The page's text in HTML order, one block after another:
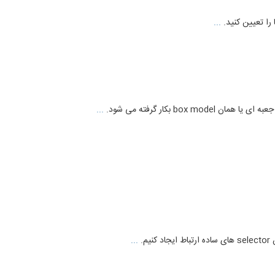
...
...
...